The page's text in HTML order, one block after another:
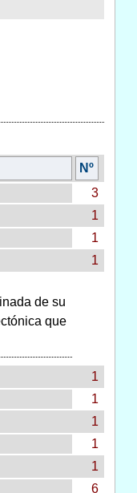
Nº
3
1
1
1
de su
que
1
1
1
1
1
6